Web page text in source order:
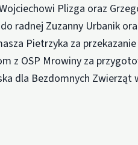
Plizga oraz
radnej Zuzanny Urbanik
Pietrzyka za
z OSP Mrowiny za
dla Bezdomnych Zwierząt